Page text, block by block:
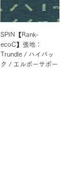
SPIN【Rank-
ecoC】張地：
Trundle / ハイバッ
ク / エルボーサポー